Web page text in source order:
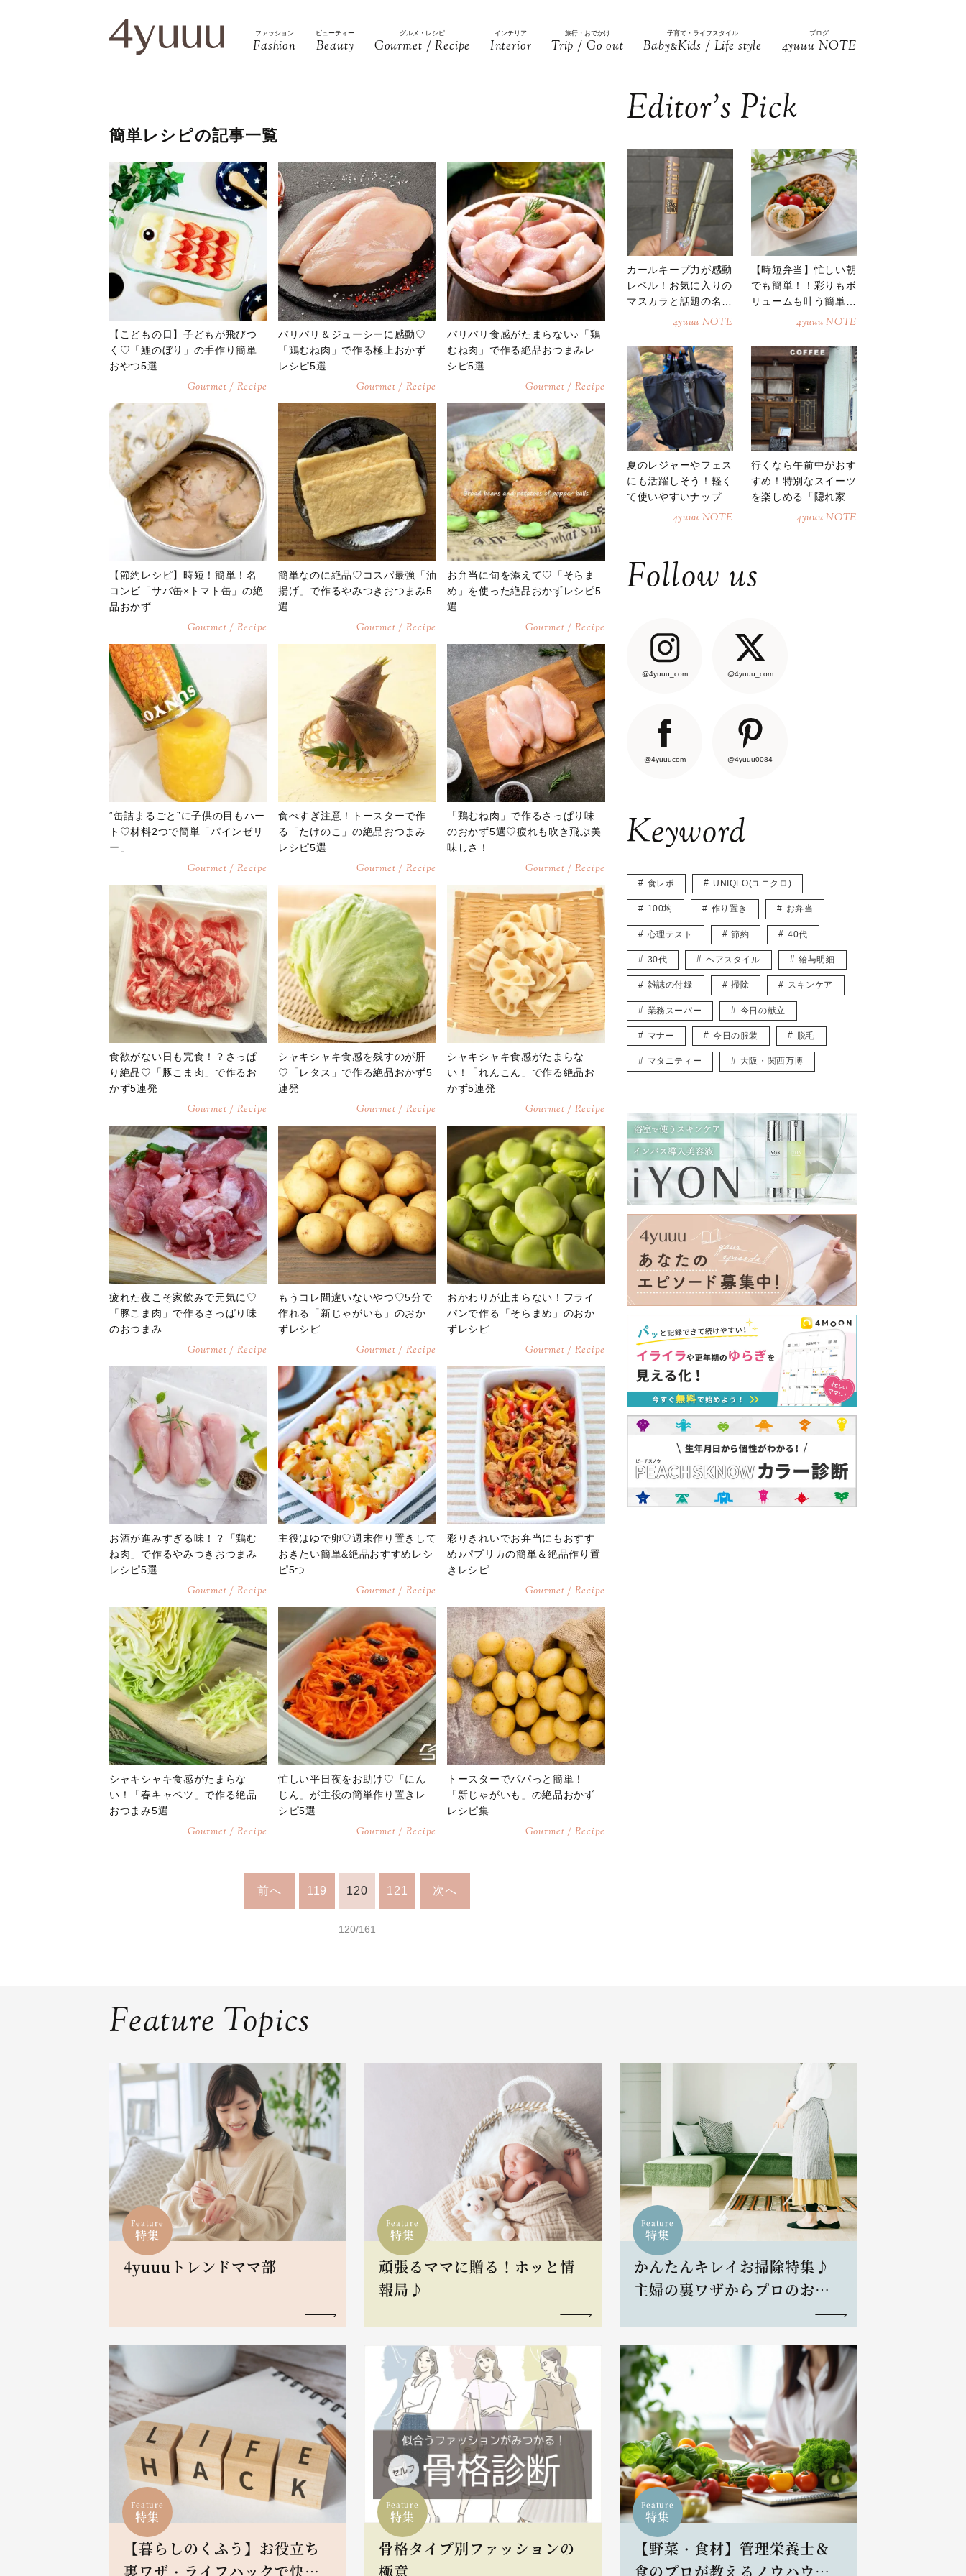
ファッション
Fashion
ビューティー
Beauty
グルメ・レシピ
Gourmet / Recipe
インテリア
Interior
旅行・おでかけ
Trip / Go out
子育て・ライフスタイル
Baby&Kids / Life style
ブログ
4yuuu NOTE
簡単レシピの記事一覧
【こどもの日】子どもが飛びつ
く♡「鯉のぼり」の手作り簡単
おやつ5選
Gourmet / Recipe
パリパリ＆ジューシーに感動♡
「鶏むね肉」で作る極上おかず
レシピ5選
Gourmet / Recipe
パリパリ食感がたまらない♪「鶏
むね肉」で作る絶品おつまみレ
シピ5選
Gourmet / Recipe
【節約レシピ】時短！簡単！名
コンビ「サバ缶×トマト缶」の絶
品おかず
Gourmet / Recipe
簡単なのに絶品♡コスパ最強「油
揚げ」で作るやみつきおつまみ5
選
Gourmet / Recipe
お弁当に旬を添えて♡「そらま
め」を使った絶品おかずレシピ5
選
Gourmet / Recipe
“缶詰まるごと”に子供の目もハー
ト♡材料2つで簡単「パインゼリ
ー」
Gourmet / Recipe
食べすぎ注意！トースターで作
る「たけのこ」の絶品おつまみ
レシピ5選
Gourmet / Recipe
「鶏むね肉」で作るさっぱり味
のおかず5選♡疲れも吹き飛ぶ美
味しさ！
Gourmet / Recipe
食欲がない日も完食！？さっぱ
り絶品♡「豚こま肉」で作るお
かず5連発
Gourmet / Recipe
シャキシャキ食感を残すのが肝
♡「レタス」で作る絶品おかず5
連発
Gourmet / Recipe
シャキシャキ食感がたまらな
い！「れんこん」で作る絶品お
かず5連発
Gourmet / Recipe
疲れた夜こそ家飲みで元気に♡
「豚こま肉」で作るさっぱり味
のおつまみ
Gourmet / Recipe
もうコレ間違いないやつ♡5分で
作れる「新じゃがいも」のおか
ずレシピ
Gourmet / Recipe
おかわりが止まらない！フライ
パンで作る「そらまめ」のおか
ずレシピ
Gourmet / Recipe
お酒が進みすぎる味！？「鶏む
ね肉」で作るやみつきおつまみ
レシピ5選
Gourmet / Recipe
主役はゆで卵♡週末作り置きして
おきたい簡単&絶品おすすめレシ
ピ5つ
Gourmet / Recipe
彩りきれいでお弁当にもおすす
め♪パプリカの簡単＆絶品作り置
きレシピ
Gourmet / Recipe
シャキシャキ食感がたまらな
い！「春キャベツ」で作る絶品
おつまみ5選
Gourmet / Recipe
忙しい平日夜をお助け♡「にん
じん」が主役の簡単作り置きレ
シピ5選
Gourmet / Recipe
トースターでパパっと簡単！
「新じゃがいも」の絶品おかず
レシピ集
Gourmet / Recipe
前へ 119 120 121 次へ
120/161
Editor’s Pick
カールキープ力が感動
レベル！お気に入りの
マスカラと話題の名品
4yuuu NOTE
【時短弁当】忙しい朝
でも簡単！！彩りもボ
リュームも叶う簡単そ
4yuuu NOTE
夏のレジャーやフェス
にも活躍しそう！軽く
て使いやすいナップサ
4yuuu NOTE
行くなら午前中がおす
すめ！特別なスイーツ
を楽しめる「隠れ家カ
4yuuu NOTE
Follow us
@4yuuu_com @4yuuu_com
@4yuuucom @4yuuu0084
Keyword
食レポ UNIQLO(ユニクロ)
100均 作り置き お弁当
心理テスト 節約 40代
30代 ヘアスタイル 給与明細
雑誌の付録 掃除 スキンケア
業務スーパー 今日の献立
マナー 今日の服装 脱毛
マタニティー 大阪・関西万博
Feature Topics
Feature
特集
4yuuuトレンドママ部
Feature
特集
頑張るママに贈る！ホッと情
報局♪
Feature
特集
かんたんキレイお掃除特集♪
主婦の裏ワザからプロのお掃
Feature
特集
【暮らしのくふう】お役立ち
裏ワザ・ライフハックで快適L
Feature
特集
骨格タイプ別ファッションの
極意
Feature
特集
【野菜・食材】管理栄養士＆
食のプロが教えるノウハウと